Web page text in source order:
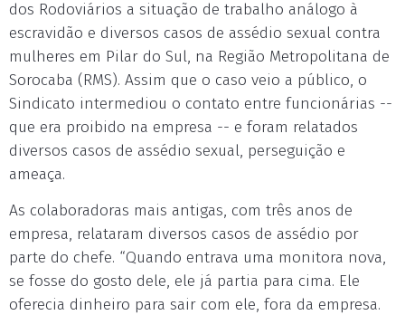
dos Rodoviários a situação de trabalho análogo à
escravidão e diversos casos de assédio sexual contra
mulheres em Pilar do Sul, na Região Metropolitana de
Sorocaba (RMS). Assim que o caso veio a público, o
Sindicato intermediou o contato entre funcionárias --
que era proibido na empresa -- e foram relatados
diversos casos de assédio sexual, perseguição e
ameaça.
As colaboradoras mais antigas, com três anos de
empresa, relataram diversos casos de assédio por
parte do chefe. “Quando entrava uma monitora nova,
se fosse do gosto dele, ele já partia para cima. Ele
oferecia dinheiro para sair com ele, fora da empresa.